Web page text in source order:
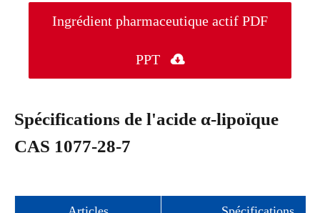
Ingrédient pharmaceutique actif PDF
PPT 
Spécifications de l'acide α-lipoïque
CAS 1077-28-7